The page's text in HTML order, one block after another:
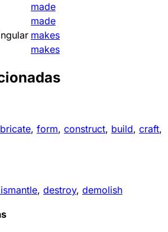
made
made
makes
makes
, form, construct, build, craft,
, destroy, demolish